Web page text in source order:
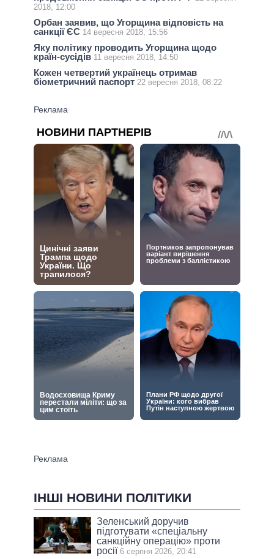
2018, 12:00
Орбан заявив, що Угорщина відповість на
санкції ЄС 14 вересня 2018, 15:56
Яку політику проводить Угорщина щодо
країн-сусідів 11 вересня 2018, 14:50
Кожен четвертий українець отримав
біометричний паспорт 22 вересня 2018, 08:22
ІНШІ НОВИНИ ПОЛІТИКИ
Зеленський доручив
підготувати «спеціальну
санкційну операцію» проти
росії 6 серпня 2026, 20:41